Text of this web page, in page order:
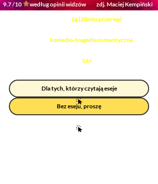
9.7 /10 według opinii widzów
zdj. Maciej Kempiński
2g (20min przerwy)
komedio-tragedia romantyczna
16+
Dla tych, którzy czytają eseje
Bez eseju, proszę